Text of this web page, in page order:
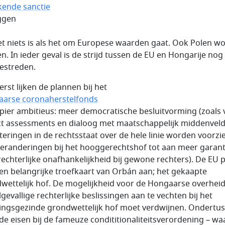
sanctie
niets is als het om Europese waarden gaat. Ook Polen
In ieder geval is de strijd tussen de EU en Hongarije
lijken de plannen bij het
coronaherstelfonds
ambitieus: meer democratische besluitvorming (zoals
assessments en dialoog met maatschappelijk
in de rechtsstaat over de hele linie worden
bij het hooggerechtshof tot aan meer
onafhankelijkheid bij gewone rechters). De EU
belangrijke troefkaart van Orbán aan; het gekaapte
hof. De mogelijkheid voor de Hongaarse
rechterlijke beslissingen aan te vechten bij het
grondwettelijk hof moet verdwijnen.
eisen bij de fameuze condititionaliteitsverordening –